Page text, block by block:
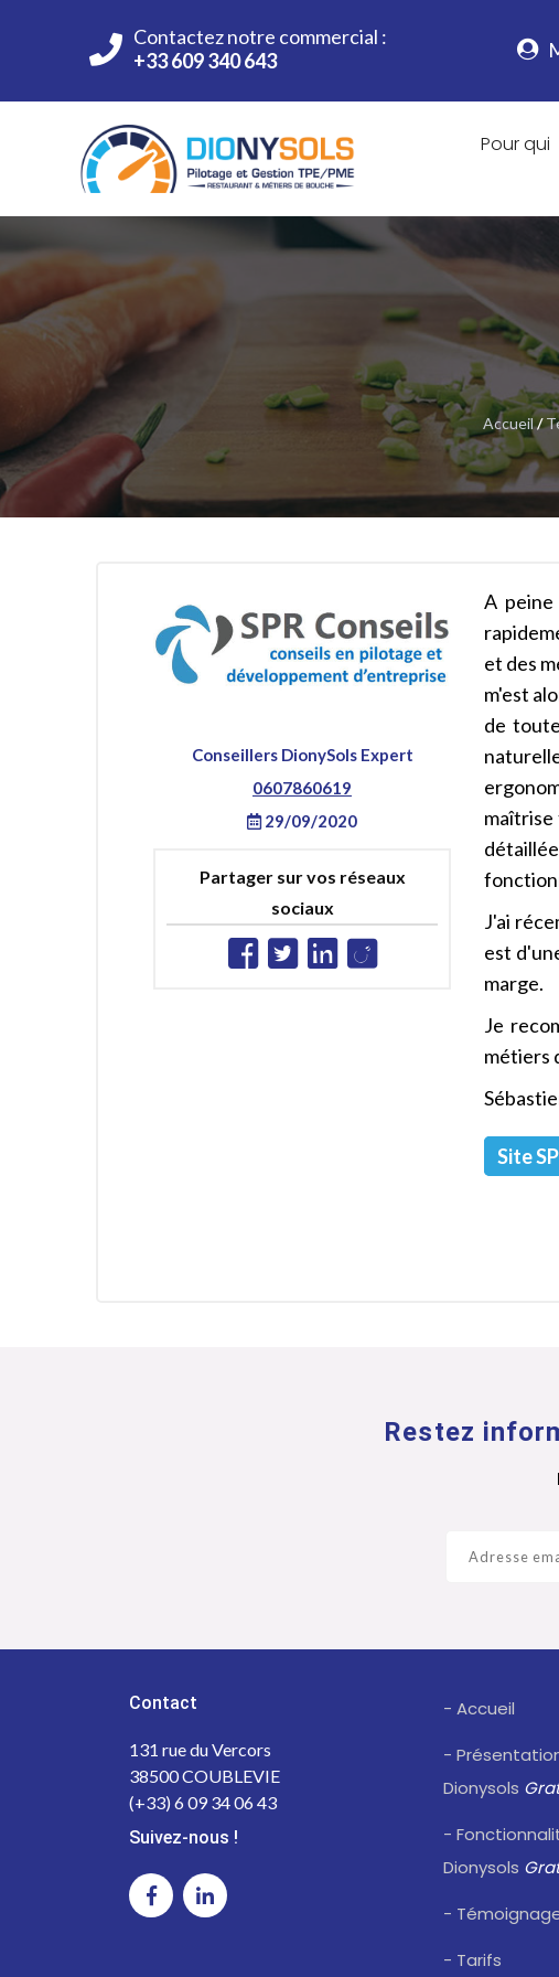
Contactez notre commercial :
+33 609 340 643
Pour qui
Accueil/
Conseillers DionySols Expert
0607860619
29/09/2020
Partager sur vos réseaux
sociaux
A
et des
m'est
de
J'ai
est
marge.
Je
métiers
Site
Restez
Contact
131 rue du Vercors
38500 COUBLEVIE
(+33) 6 09 34 06 43
Suivez-nous !
- Accueil
-
Dionysols
-
Dionysols
-
- Tarifs